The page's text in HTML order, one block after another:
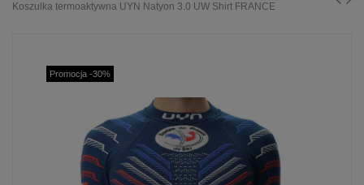
Koszulka termoaktywna UYN Natyon 3.0 UW Shirt FRANCE
Promocja -30%